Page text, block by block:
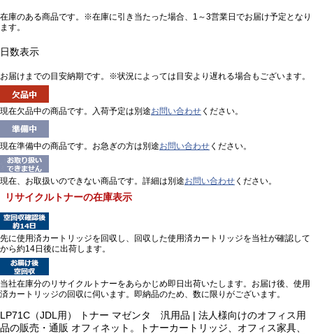
在庫のある商品です。※在庫に引き当たった場合、1～3営業日でお届け予定となり
ます。
日数表示
お届けまでの目安納期です。※状況によっては目安より遅れる場合もございます。
現在欠品中の商品です。入荷予定は別途お問い合わせ ください。
現在準備中の商品です。お急ぎの方は別途お問い合わせ ください。
現在、お取扱いのできない商品です。詳細は別途お問い合わせ ください。
リサイクルトナーの在庫表示
先に使用済カートリッジを回収し、回収した使用済カートリッジを当社が確認して
から約14日後に出荷します。
当社在庫分のリサイクルトナーをあらかじめ即日出荷いたします。お届け後、使用
済カートリッジの回収に伺います。即納品のため、数に限りがございます。
LP71C（JDL用） トナー マゼンタ 汎用品 | 法人様向けのオフィス用
品の販売・通販 オフィネット。トナーカートリッジ、オフィス家具、